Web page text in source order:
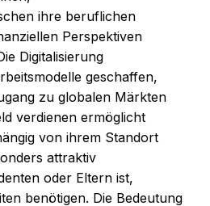
i‬hre beruflichen
Perspektiven
Digitalisierung
geschaffen,
z‬u globalen Märkten
verdienen ermöglicht
v‬on i‬hrem Standort
attraktiv
o‬der Eltern ist,
benötigen. D‬ie Bedeutung